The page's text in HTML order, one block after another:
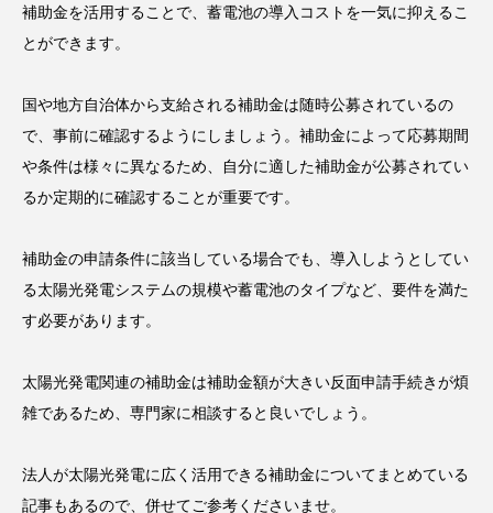
補助金を活用することで、蓄電池の導入コストを一気に抑えるこ
とができます。
国や地方自治体から支給される補助金は随時公募されているの
で、事前に確認するようにしましょう。補助金によって応募期間
や条件は様々に異なるため、自分に適した補助金が公募されてい
るか定期的に確認することが重要です。
補助金の申請条件に該当している場合でも、導入しようとしてい
る太陽光発電システムの規模や蓄電池のタイプなど、要件を満た
す必要があります。
太陽光発電関連の補助金は補助金額が大きい反面申請手続きが煩
雑であるため、専門家に相談すると良いでしょう。
法人が太陽光発電に広く活用できる補助金についてまとめている
記事もあるので、併せてご参考くださいませ。